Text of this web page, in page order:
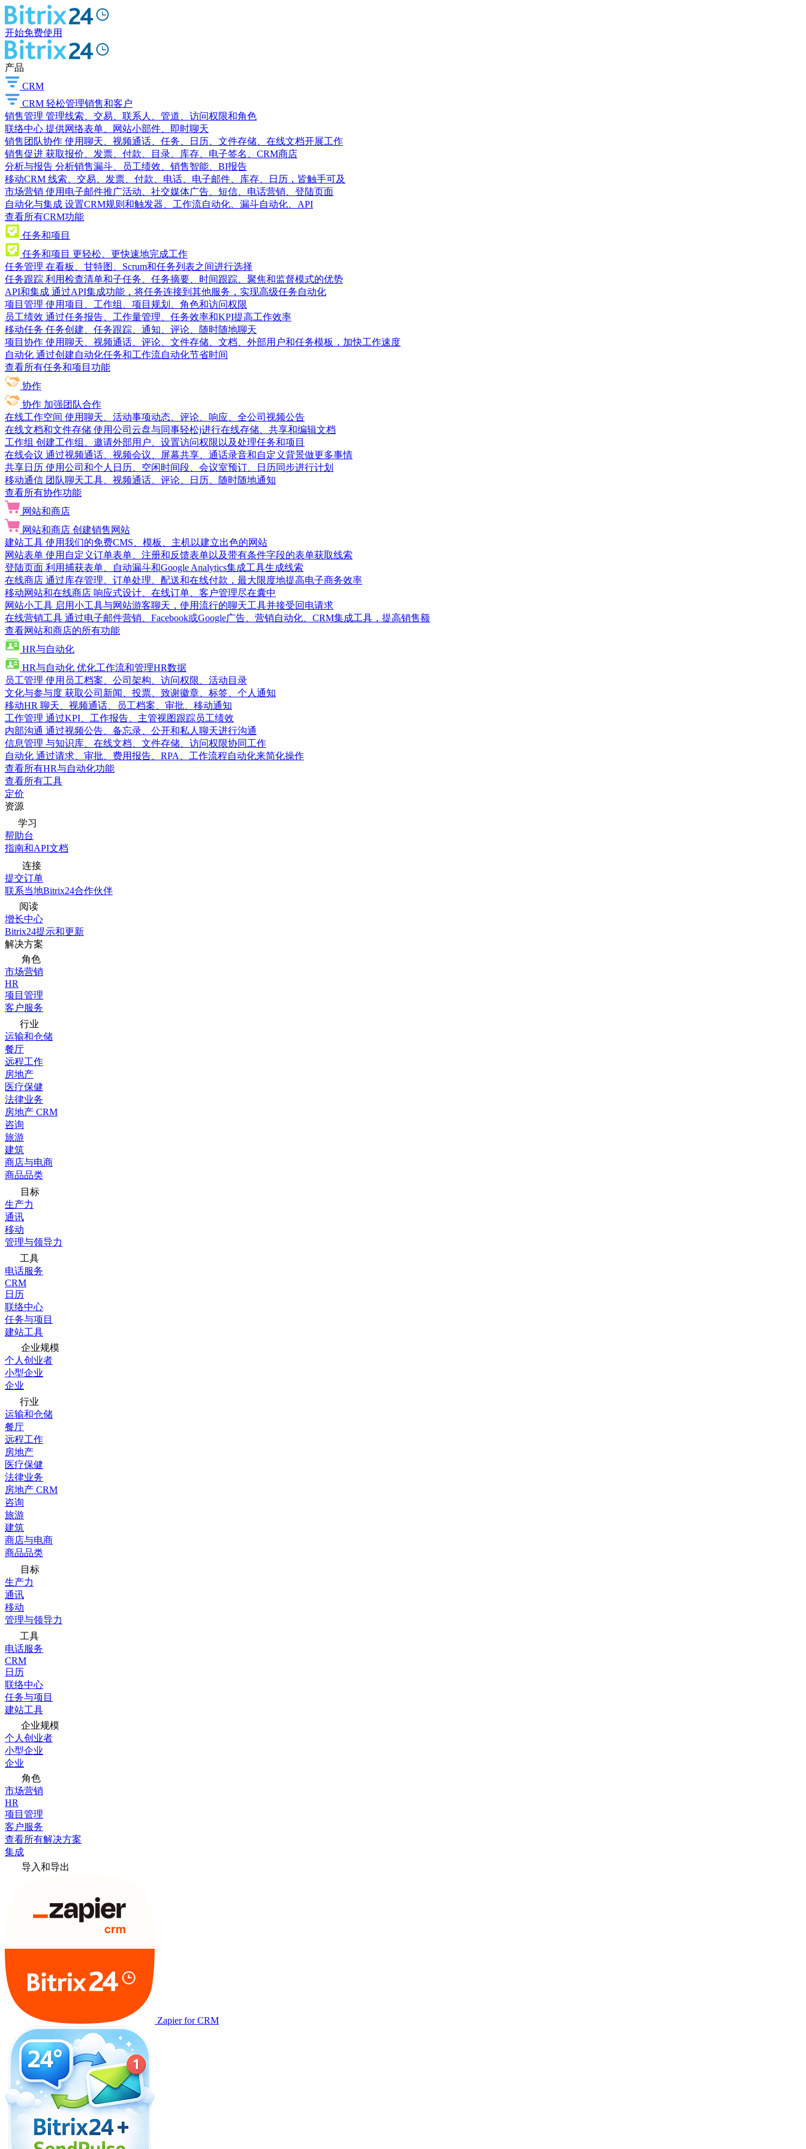
开始免费使用
产品
CRM
CRM 轻松管理销售和客户
销售管理 管理线索、交易、联系人、管道、访问权限和角色
联络中心 提供网络表单、网站小部件、即时聊天
销售团队协作 使用聊天、视频通话、任务、日历、文件存储、在线文档开展工作
销售促进 获取报价、发票、付款、目录、库存、电子签名、CRM商店
分析与报告 分析销售漏斗、员工绩效、销售智能、BI报告
移动CRM 线索、交易、发票、付款、电话、电子邮件、库存、日历，皆触手可及
市场营销 使用电子邮件推广活动、社交媒体广告、短信、电话营销、登陆页面
自动化与集成 设置CRM规则和触发器、工作流自动化、漏斗自动化、API
查看所有CRM功能
任务和项目
任务和项目 更轻松、更快速地完成工作
任务管理 在看板、甘特图、Scrum和任务列表之间进行选择
任务跟踪 利用检查清单和子任务、任务摘要、时间跟踪、聚焦和监督模式的优势
API和集成 通过API集成功能，将任务连接到其他服务，实现高级任务自动化
项目管理 使用项目、工作组、项目规划、角色和访问权限
员工绩效 通过任务报告、工作量管理、任务效率和KPI提高工作效率
移动任务 任务创建、任务跟踪、通知、评论、随时随地聊天
项目协作 使用聊天、视频通话、评论、文件存储、文档、外部用户和任务模板，加快工作速度
自动化 通过创建自动化任务和工作流自动化节省时间
查看所有任务和项目功能
协作
协作 加强团队合作
在线工作空间 使用聊天、活动事项动态、评论、响应、全公司视频公告
在线文档和文件存储 使用公司云盘与同事轻松j进行在线存储、共享和编辑文档
工作组 创建工作组、邀请外部用户、设置访问权限以及处理任务和项目
在线会议 通过视频通话、视频会议、屏幕共享、通话录音和自定义背景做更多事情
共享日历 使用公司和个人日历、空闲时间段、会议室预订、日历同步进行计划
移动通信 团队聊天工具、视频通话、评论、日历、随时随地通知
查看所有协作功能
网站和商店
网站和商店 创建销售网站
建站工具 使用我们的免费CMS、模板、主机以建立出色的网站
网站表单 使用自定义订单表单、注册和反馈表单以及带有条件字段的表单获取线索
登陆页面 利用捕获表单、自动漏斗和Google Analytics集成工具生成线索
在线商店 通过库存管理、订单处理、配送和在线付款，最大限度地提高电子商务效率
移动网站和在线商店 响应式设计、在线订单、客户管理尽在囊中
网站小工具 启用小工具与网站游客聊天，使用流行的聊天工具并接受回电请求
在线营销工具 通过电子邮件营销、Facebook或Google广告、营销自动化、CRM集成工具，提高销售额
查看网站和商店的所有功能
HR与自动化
HR与自动化 优化工作流和管理HR数据
员工管理 使用员工档案、公司架构、访问权限、活动目录
文化与参与度 获取公司新闻、投票、致谢徽章、标签、个人通知
移动HR 聊天、视频通话、员工档案、审批、移动通知
工作管理 通过KPI、工作报告、主管视图跟踪员工绩效
内部沟通 通过视频公告、备忘录、公开和私人聊天进行沟通
信息管理 与知识库、在线文档、文件存储、访问权限协同工作
自动化 通过请求、审批、费用报告、RPA、工作流程自动化来简化操作
查看所有HR与自动化功能
查看所有工具
定价
资源
学习
帮助台
指南和API文档
连接
提交订单
联系当地Bitrix24合作伙伴
阅读
增长中心
Bitrix24提示和更新
解决方案
角色
市场营销
HR
项目管理
客户服务
行业
运输和仓储
餐厅
远程工作
房地产
医疗保健
法律业务
房地产 CRM
咨询
旅游
建筑
商店与电商
商品品类
目标
生产力
通讯
移动
管理与领导力
工具
电话服务
CRM
日历
联络中心
任务与项目
建站工具
企业规模
个人创业者
小型企业
企业
行业
运输和仓储
餐厅
远程工作
房地产
医疗保健
法律业务
房地产 CRM
咨询
旅游
建筑
商店与电商
商品品类
目标
生产力
通讯
移动
管理与领导力
工具
电话服务
CRM
日历
联络中心
任务与项目
建站工具
企业规模
个人创业者
小型企业
企业
角色
市场营销
HR
项目管理
客户服务
查看所有解决方案
集成
导入和导出
Zapier for CRM